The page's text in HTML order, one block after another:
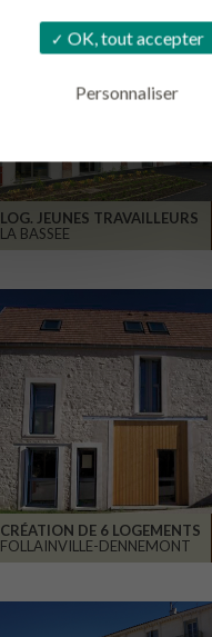
OK, tout accepter
Personnaliser
LOG. JEUNES TRAVAILLEURS
LA BASSEE
CRÉATION DE 6 LOGEMENTS
FOLLAINVILLE-DENNEMONT